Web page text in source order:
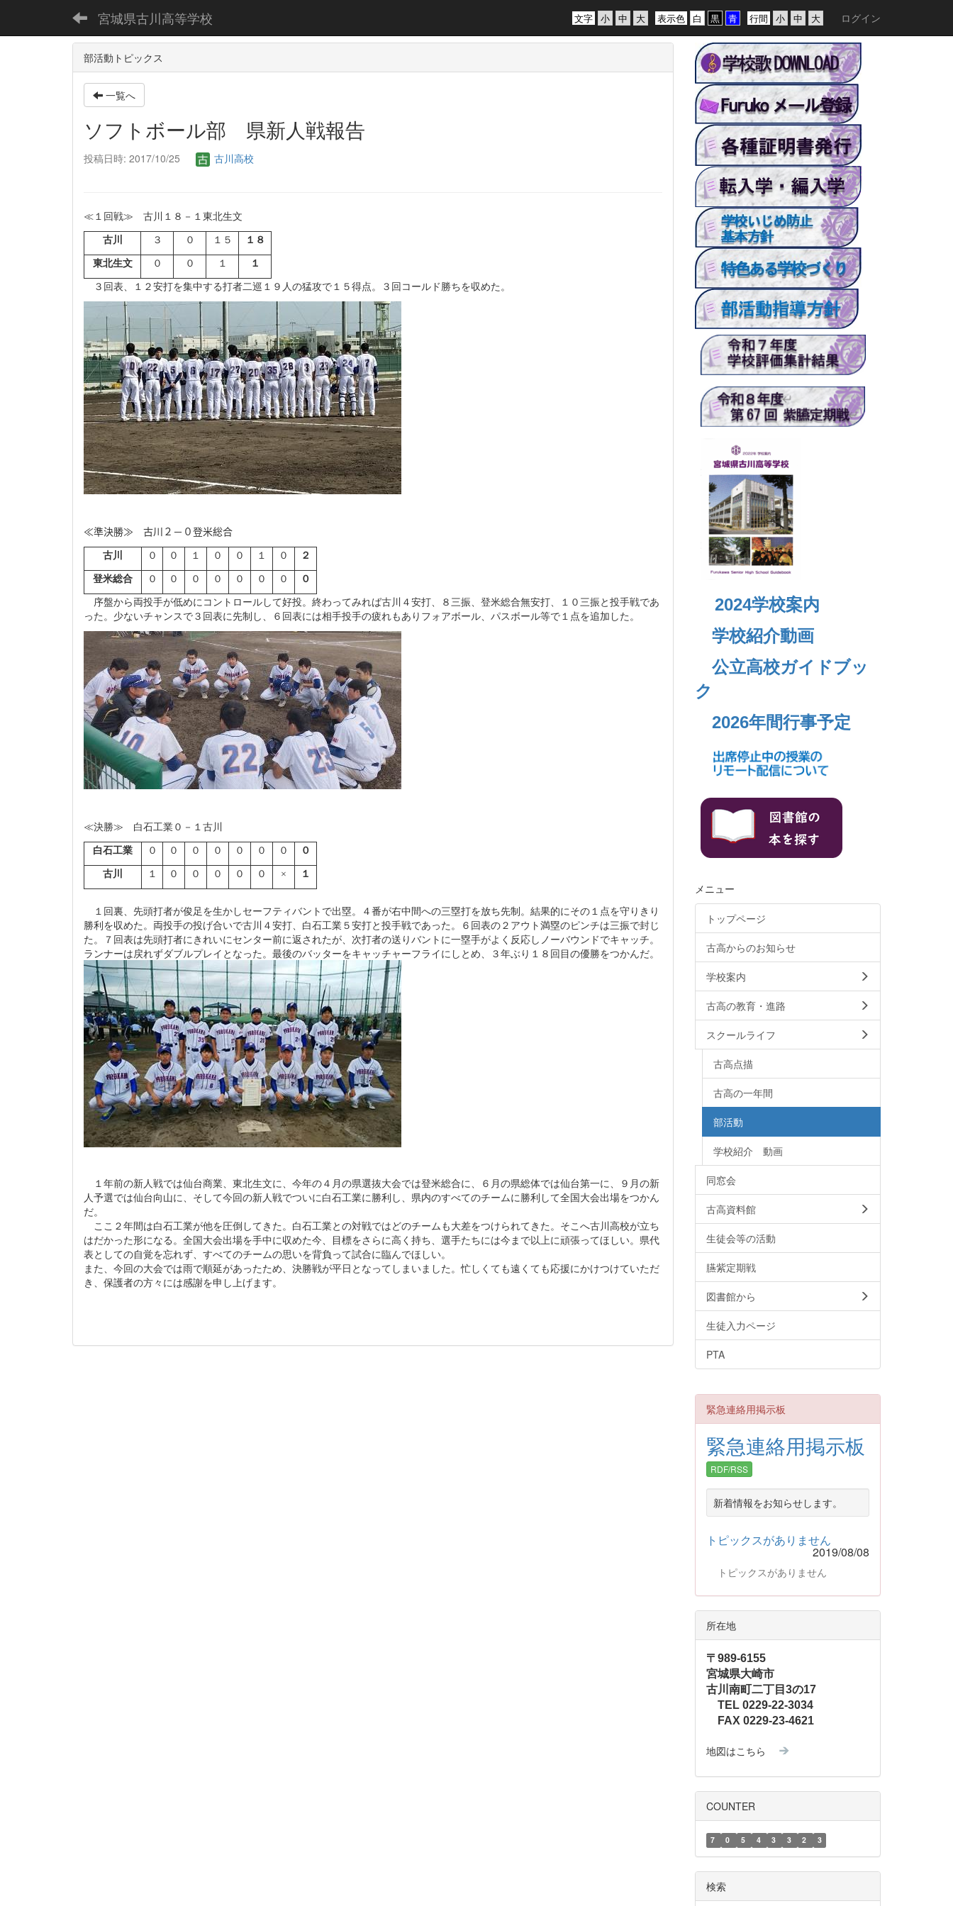
宮城県古川高等学校 行間
表示色
文字 ログイン
部活動トピックス
一覧へ
ソフトボール部 県新人戦報告
投稿日時: 2017/10/25 古川高校
≪１回戦≫ 古川１８－１東北生文
古川 ３ ０ １５ １８
東北生文 ０ ０ １ １
３回表、１２安打を集中する打者二巡１９人の猛攻で１５得点。３回コールド勝ちを収めた。
≪準決勝≫ 古川２－０登米総合
古川 ０ ０ １ ０ ０ １ ０ ２
登米総合 ０ ０ ０ ０ ０ ０ ０ ０
序盤から両投手が低めにコントロールして好投。終わってみれば古川４安打、８三振、登米総合無安打、１０三振と投手戦であ
った。少ないチャンスで３回表に先制し、６回表には相手投手の疲れもありフォアボール、パスボール等で１点を追加した。
≪決勝≫ 白石工業０－１古川
白石工業 ０ ０ ０ ０ ０ ０ ０ ０
古川 １ ０ ０ ０ ０ ０ × １
１回裏、先頭打者が俊足を生かしセーフティバントで出塁。４番が右中間への三塁打を放ち先制。結果的にその１点を守りきり
勝利を収めた。両投手の投げ合いで古川４安打、白石工業５安打と投手戦であった。６回表の２アウト満塁のピンチは三振で封じ
た。７回表は先頭打者にきれいにセンター前に返されたが、次打者の送りバントに一塁手がよく反応しノーバウンドでキャッチ。
ランナーは戻れずダブルプレイとなった。最後のバッターをキャッチャーフライにしとめ、３年ぶり１８回目の優勝をつかんだ。
１年前の新人戦では仙台商業、東北生文に、今年の４月の県選抜大会では登米総合に、６月の県総体では仙台第一に、９月の新
人予選では仙台向山に、そして今回の新人戦でついに白石工業に勝利し、県内のすべてのチームに勝利して全国大会出場をつかん
だ。
ここ２年間は白石工業が他を圧倒してきた。白石工業との対戦ではどのチームも大差をつけられてきた。そこへ古川高校が立ち
はだかった形になる。全国大会出場を手中に収めた今、目標をさらに高く持ち、選手たちには今まで以上に頑張ってほしい。県代
表としての自覚を忘れず、すべてのチームの思いを背負って試合に臨んでほしい。
また、今回の大会では雨で順延があったため、決勝戦が平日となってしまいました。忙しくても遠くても応援にかけつけていただ
き、保護者の方々には感謝を申し上げます。
2024学校案内
学校紹介動画
公立高校ガイドブッ
ク
2026年間行事予定
メニュー
トップページ
古高からのお知らせ
学校案内
古高の教育・進路
スクールライフ
古高点描
古高の一年間
部活動
学校紹介 動画
同窓会
古高資料館
生徒会等の活動
臙紫定期戦
図書館から
生徒入力ページ
PTA
緊急連絡用掲示板
緊急連絡用掲示板
RDF/RSS
新着情報をお知らせします。
トピックスがありません
2019/08/08
トピックスがありません
所在地
〒989-6155
宮城県大崎市
古川南町二丁目3の17
TEL 0229-22-3034
FAX 0229-23-4621
地図はこちら
COUNTER
7 0 5 4 3 3 2 3
検索